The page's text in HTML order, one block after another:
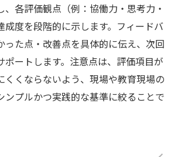
、各評価観点（例：協働力・思考力・
成度を段階的に示します。フィードバ
った点・改善点を具体的に伝え、次回
ポートします。注意点は、評価項目が
くくならないよう、現場や教育現場の
ンプルかつ実践的な基準に絞ることで